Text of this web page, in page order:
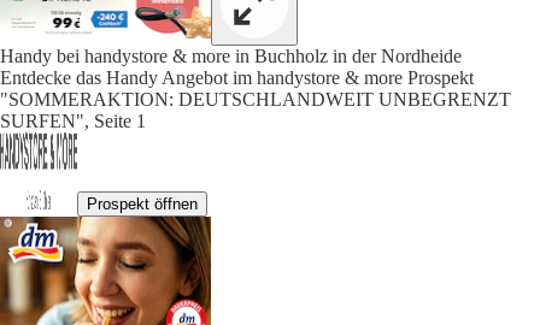
Handy bei handystore & more in Buchholz in der Nordheide
Entdecke das Handy Angebot im handystore & more Prospekt
"SOMMERAKTION: DEUTSCHLANDWEIT UNBEGRENZT
SURFEN", Seite 1
Prospekt öffnen